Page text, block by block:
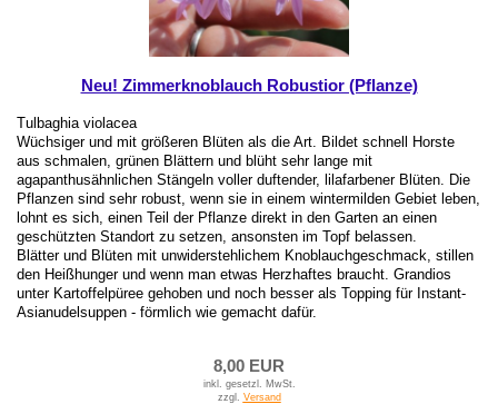
Neu! Zimmerknoblauch Robustior (Pflanze)
Tulbaghia violacea
Wüchsiger und mit größeren Blüten als die Art. Bildet schnell Horste
aus schmalen, grünen Blättern und blüht sehr lange mit
agapanthusähnlichen Stängeln voller duftender, lilafarbener Blüten. Die
Pflanzen sind sehr robust, wenn sie in einem wintermilden Gebiet leben,
lohnt es sich, einen Teil der Pflanze direkt in den Garten an einen
geschützten Standort zu setzen, ansonsten im Topf belassen.
Blätter und Blüten mit unwiderstehlichem Knoblauchgeschmack, stillen
den Heißhunger und wenn man etwas Herzhaftes braucht. Grandios
unter Kartoffelpüree gehoben und noch besser als Topping für Instant-
Asianudelsuppen - förmlich wie gemacht dafür.
8,00 EUR
inkl. gesetzl. MwSt.
zzgl. Versand